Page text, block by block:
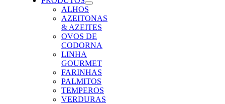
ALHOS
AZEITONAS
& AZEITES
OVOS DE
CODORNA
LINHA
GOURMET
FARINHAS
PALMITOS
TEMPEROS
VERDURAS